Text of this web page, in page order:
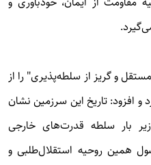
و گریز از سلطه‌پذیری" را از
افزود: تاریخ این سرزمین نشان
بار سلطه قدرت‌های خارجی
همین روحیه استقلال‌طلبی و